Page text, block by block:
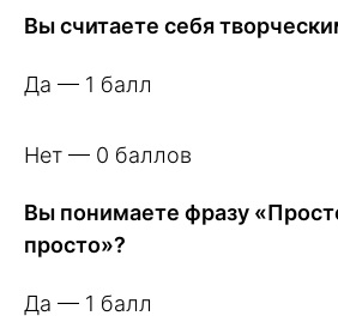
Вы считаете себя
Да — 1 балл
Нет — 0 баллов
Вы понимаете фразу
просто»?
Да — 1 балл